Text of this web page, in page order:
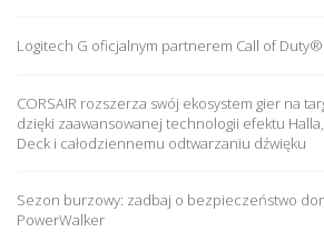
Logitech G oficjalnym partnerem Call of
CORSAIR rozszerza swój ekosystem gier na
dzięki zaawansowanej technologii efektu
Deck i całodziennemu odtwarzaniu dźwięku
Sezon burzowy: zadbaj o bezpieczeństwo
PowerWalker